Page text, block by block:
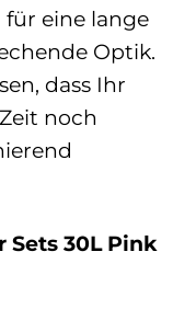
eine lange
Optik.
dass Ihr
noch
Sets 30L Pink